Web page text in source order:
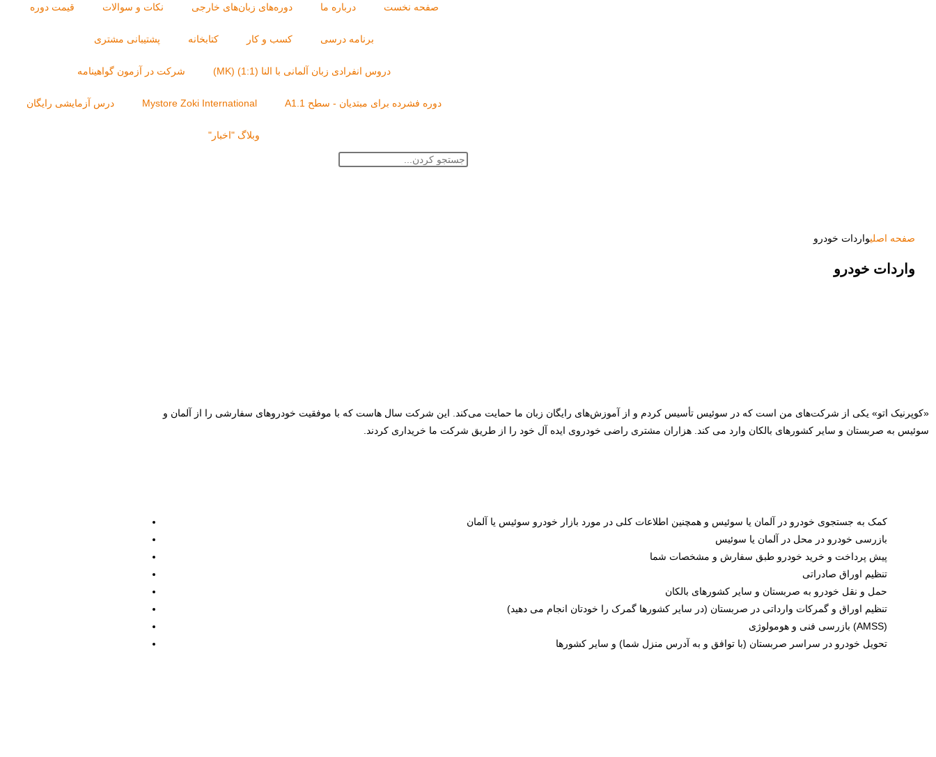
صفحه نخست درباره ما دوره‌های زبان‌های خارجی نکات و سوالات قیمت دوره
برنامه درسی کسب و کار کتابخانه پشتیبانی مشتری
دروس انفرادی زبان آلمانی با النا (1:1) (MK) شرکت در آزمون گواهینامه
دوره فشرده برای مبتدیان - سطح A1.1 Mystore Zoki International درس آزمایشی رایگان
وبلاگ "اخبار"
صفحه اصلیواردات خودرو
واردات خودرو
«کوپرنیک اتو» یکی از شرکت‌های من است که در سوئیس تأسیس کردم و از آموزش‌های رایگان زبان ما حمایت می‌کند. این شرکت سال هاست که با موفقیت خودروهای سفارشی را از آلمان و
سوئیس به صربستان و سایر کشورهای بالکان وارد می کند. هزاران مشتری راضی خودروی ایده آل خود را از طریق شرکت ما خریداری کردند.
کمک به جستجوی خودرو در آلمان یا سوئیس و همچنین اطلاعات کلی در مورد بازار خودرو سوئیس یا آلمان
بازرسی خودرو در محل در آلمان یا سوئیس
پیش پرداخت و خرید خودرو طبق سفارش و مشخصات شما
تنظیم اوراق صادراتی
حمل و نقل خودرو به صربستان و سایر کشورهای بالکان
تنظیم اوراق و گمرکات وارداتی در صربستان (در سایر کشورها گمرک را خودتان انجام می دهید)
بازرسی فنی و هومولوژی (AMSS)
تحویل خودرو در سراسر صربستان (با توافق و به آدرس منزل شما) و سایر کشورها